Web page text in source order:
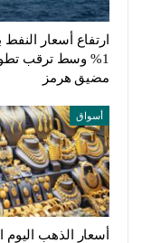
ارتفاع أسعار النفط
1% وسط ترقب
مضيق هرمز
أسواق
أسعار الذهب